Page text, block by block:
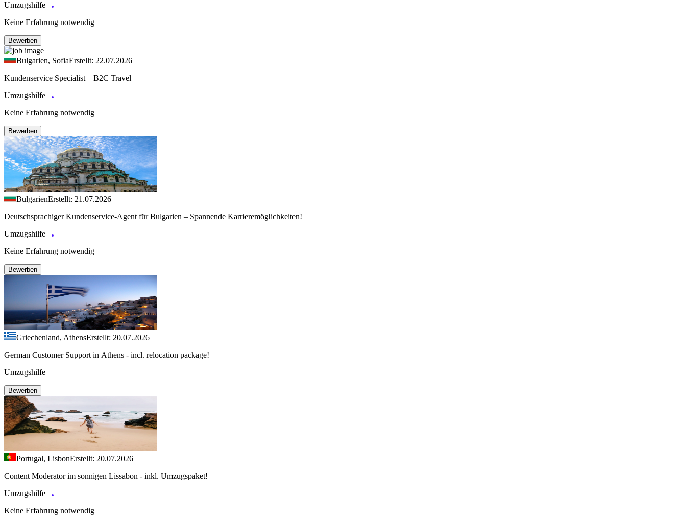
Umzugshilfe
Keine Erfahrung notwendig
Bewerben
Bulgarien, SofiaErstellt: 22.07.2026
Kundenservice Specialist – B2C Travel
Umzugshilfe
Keine Erfahrung notwendig
Bewerben
BulgarienErstellt: 21.07.2026
Deutschsprachiger Kundenservice-Agent für Bulgarien – Spannende Karrieremöglichkeiten!
Umzugshilfe
Keine Erfahrung notwendig
Bewerben
Griechenland, AthensErstellt: 20.07.2026
German Customer Support in Athens - incl. relocation package!
Umzugshilfe
Bewerben
Portugal, LisbonErstellt: 20.07.2026
Content Moderator im sonnigen Lissabon - inkl. Umzugspaket!
Umzugshilfe
Keine Erfahrung notwendig